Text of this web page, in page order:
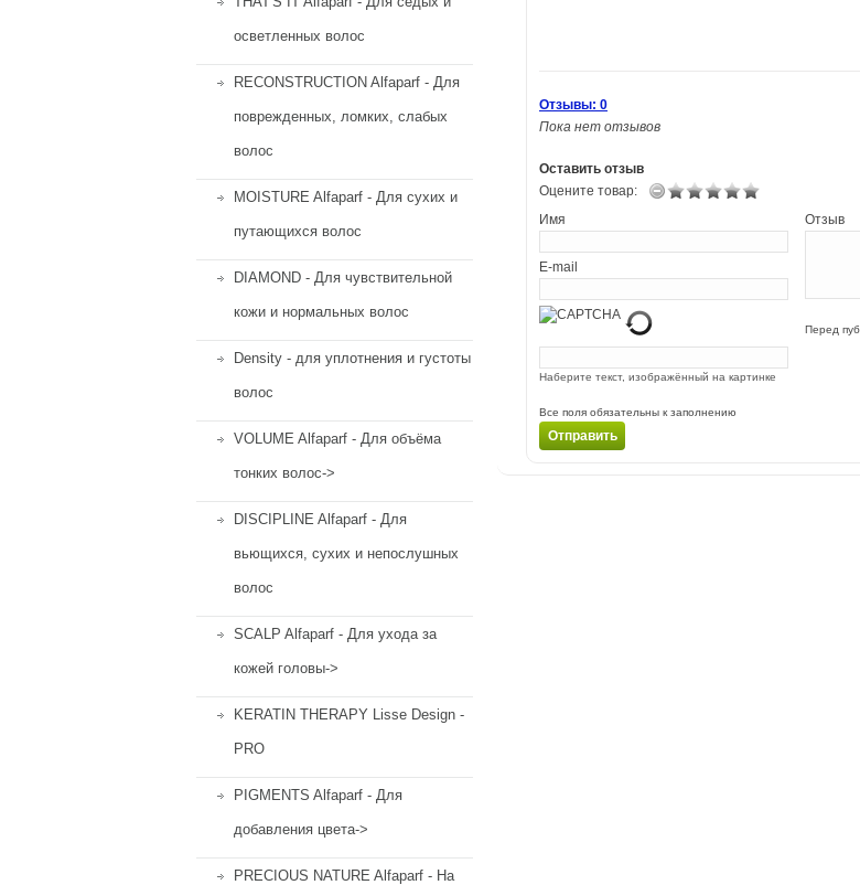
осветленных волос
RECONSTRUCTION Alfaparf - Для
поврежденных, ломких, слабых
волос
MOISTURE Alfaparf - Для сухих и
путающихся волос
DIAMOND - Для чувствительной
кожи и нормальных волос
Density - для уплотнения и густоты
волос
VOLUME Alfaparf - Для объёма
тонких волос->
DISCIPLINE Alfaparf - Для
вьющихся, сухих и непослушных
волос
SCALP Alfaparf - Для ухода за
кожей головы->
KERATIN THERAPY Lisse Design -
PRO
PIGMENTS Alfaparf - Для
добавления цвета->
PRECIOUS NATURE Alfaparf - На
Отзывы: 0
Пока нет отзывов
Оставить отзыв
Оцените товар:
Имя
E-mail
Наберите текст, изображённый на картинке
Все поля обязательны к заполнению
Отзыв
Перед